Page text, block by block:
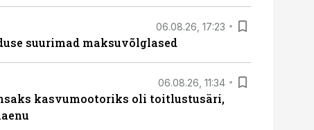
06.08.26, 17:23
suurimad maksuvõlglased
06.08.26, 11:34
kasvumootoriks oli toitlustusäri,